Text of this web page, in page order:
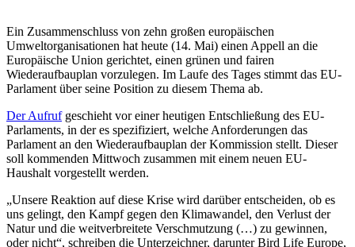
Ein Zusammenschluss von zehn großen europäischen
Umweltorganisationen hat heute (14. Mai) einen Appell an die
Europäische Union gerichtet, einen grünen und fairen
Wiederaufbauplan vorzulegen. Im Laufe des Tages stimmt das EU-
Parlament über seine Position zu diesem Thema ab.
Der Aufrufgeschieht vor einer heutigen Entschließung des EU-
Parlaments, in der es spezifiziert, welche Anforderungen das
Parlament an den Wiederaufbauplan der Kommission stellt. Dieser
soll kommenden Mittwoch zusammen mit einem neuen EU-
Haushalt vorgestellt werden.
„Unsere Reaktion auf diese Krise wird darüber entscheiden, ob es
uns gelingt, den Kampf gegen den Klimawandel, den Verlust der
Natur und die weitverbreitete Verschmutzung (…) zu gewinnen,
oder nicht“, schreiben die Unterzeichner, darunter Bird Life Europe,